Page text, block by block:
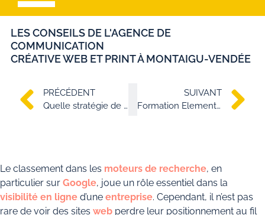
LES CONSEILS DE L'AGENCE DE
COMMUNICATION
CRÉATIVE WEB ET PRINT À MONTAIGU-VENDÉE
PRÉCÉDENT
Quelle stratégie de communication pour votre entreprise ?
SUIVANT
Formation Elementor sur WordPress en Vendée
Le classement dans les moteurs de recherche, en
particulier sur Google, joue un rôle essentiel dans la
visibilité en ligne d’une entreprise. Cependant, il n’est pas
rare de voir des sites web perdre leur positionnement au fil